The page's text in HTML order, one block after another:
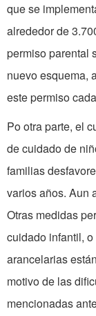
que se
alrededor de
permiso parental
nuevo esquema,
este permiso
Pootra parte, el
de cuidado de
familias
varios años. Aun
Otras medidas
cuidado infantil,
arancelarias
motivo de las
mencionadas